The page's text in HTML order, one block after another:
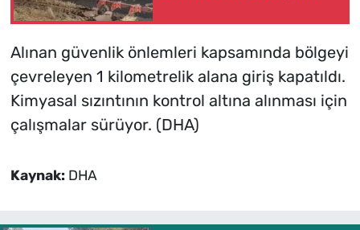
Alınan güvenlik önlemleri kapsamında bölgeyi
çevreleyen 1 kilometrelik alana giriş kapatıldı.
Kimyasal sızıntının kontrol altına alınması için
çalışmalar sürüyor. (DHA)
Kaynak: DHA